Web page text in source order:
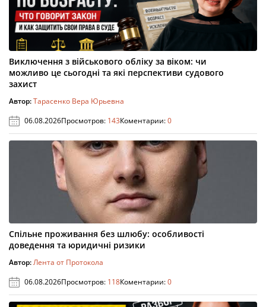
Виключення з військового обліку за віком: чи
можливо це сьогодні та які перспективи судового
захист
Автор:Тарасенко Вера Юрьевна
06.08.2026Просмотров: 143Коментарии:0
Спільне проживання без шлюбу: особливості
доведення та юридичні ризики
Автор:Лента от Протокола
06.08.2026Просмотров: 118Коментарии:0